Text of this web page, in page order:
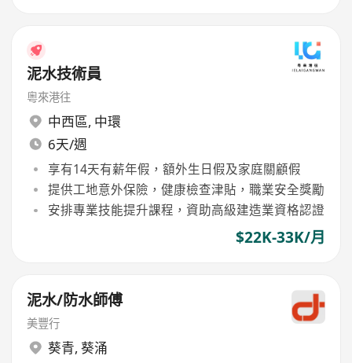
泥水技術員
粵來港往
中西區, 中環
6天/週
享有14天有薪年假，額外生日假及家庭關顧假
提供工地意外保險，健康檢查津貼，職業安全獎勵
安排專業技能提升課程，資助高級建造業資格認證
$22K-33K/月
泥水/防水師傅
美豐行
葵青, 葵涌